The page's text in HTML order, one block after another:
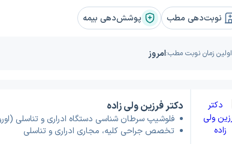
پوشش‌دهی بیمه نوبت‌دهی مطب
اولین زمان نوبت مطب:امروز
دکتر فرزین ولی زاده
فلوشیپ سرطان شناسی دستگاه ادراری و تناسلی
تخصص جراحی کلیه، مجاری ادراری و تناسلی